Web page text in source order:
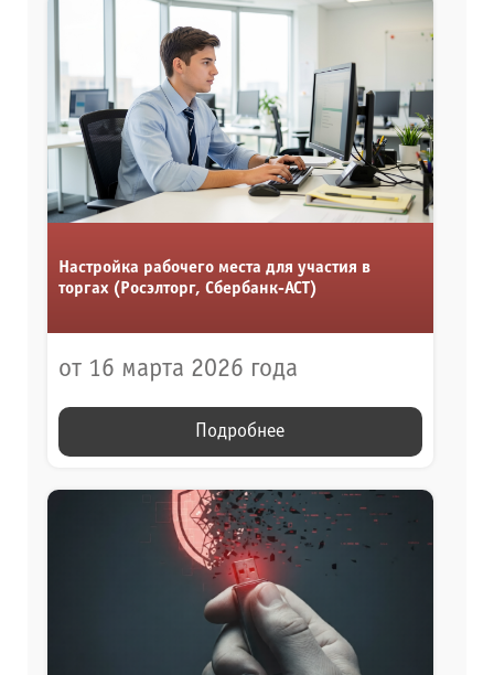
Настройка рабочего места для участия в
торгах (Росэлторг, Сбербанк-АСТ)
от 16 марта 2026 года
Подробнее